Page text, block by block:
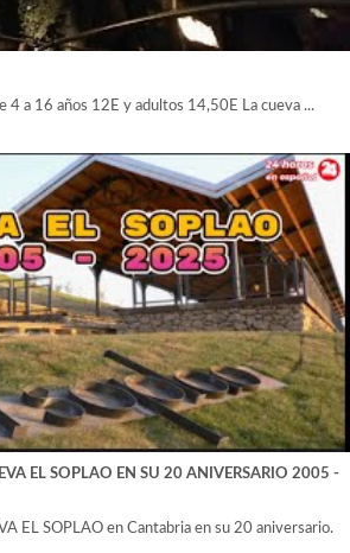
4 a 16 años 12E y adultos 14,50E La cueva ...
EL SOPLAO EN SU 20 ANIVERSARIO 2005 -
EL SOPLAO en Cantabria en su 20 aniversario.